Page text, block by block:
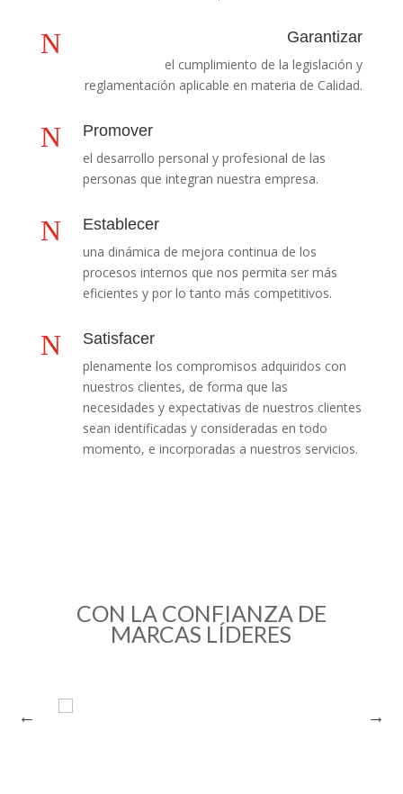
N Garantizar
el cumplimiento de la legislación y
reglamentación aplicable en materia de Calidad.
N Promover
el desarrollo personal y profesional de las
personas que integran nuestra empresa.
N Establecer
una dinámica de mejora continua de los
procesos internos que nos permita ser más
eficientes y por lo tanto más competitivos.
N Satisfacer
plenamente los compromisos adquiridos con
nuestros clientes, de forma que las
necesidades y expectativas de nuestros clientes
sean identificadas y consideradas en todo
momento, e incorporadas a nuestros servicios.
CON LA CONFIANZA DE
MARCAS LÍDERES